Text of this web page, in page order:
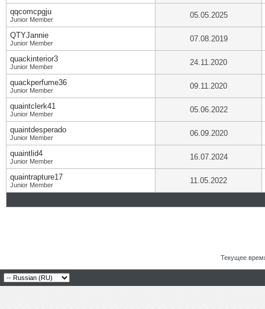
qqcomcpgju
Junior Member 05.05.2025
QTYJannie
Junior Member 07.08.2019
quackinterior3
Junior Member 24.11.2020
quackperfume36
Junior Member 09.11.2020
quaintclerk41
Junior Member 05.06.2022
quaintdesperado
Junior Member 06.09.2020
quaintlid4
Junior Member 16.07.2024
quaintrapture17
Junior Member 11.05.2022
Текущее